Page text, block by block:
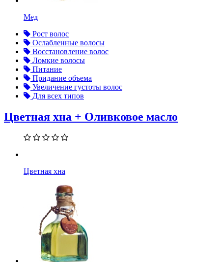
Мед
Рост волос
Ослабленные волосы
Восстановление волос
Ломкие волосы
Питание
Придание объема
Увеличение густоты волос
Для всех типов
Цветная хна + Оливковое масло
Цветная хна